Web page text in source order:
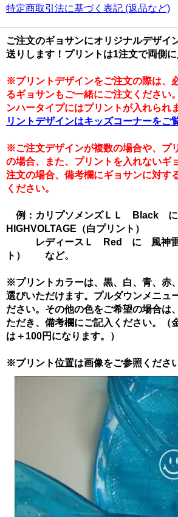
特定商取引法に基づく表記 (返品など)
ご注文のギョサンにオリジナルデザイ
送りします！プリントは1注文で両側に
※プリントデザインをご注文の際は、
るギョサンもご一緒にご注文ください
ンハータイプにはプリントが入れられ
リントデザインはキッズコーナーをご
※ご注文デザインが複数の場合や、プ
の場合、また、プリントを入れないギ
注文の場合、備考欄にギョサンに対す
ください。
例：カリプソメンズＬＬ Black
HIGHVOLTAGE（白プリント）
レディースＬ Red に 風神雷
ト） など。
※プリントカラーは、黒、白、青、赤
選びいただけます。プルダウンメニュ
ださい。その他の色をご希望の場合は
ただき、備考欄にご記入ください。（
は＋100円になります。）
※プリント位置は画像をご参照ください